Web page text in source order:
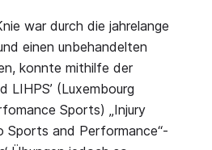
war durch die jahrelange
einen unbehandelten
konnte mithilfe der
LIHPS’ (Luxembourg
Sports) „Injury
Sports and Performance“-